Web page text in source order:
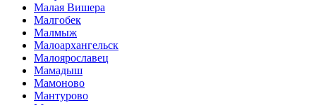
Малая Вишера
Малгобек
Малмыж
Малоархангельск
Малоярославец
Мамадыш
Мамоново
Мантурово